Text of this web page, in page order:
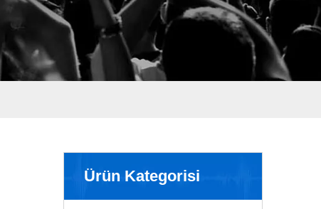
Ürün Kategorisi